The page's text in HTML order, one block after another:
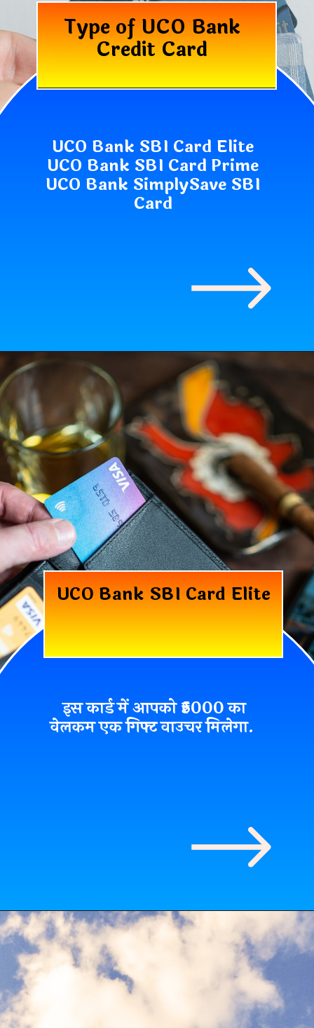
Type of UCO Bank
Credit Card
UCO Bank SBI Card Elite
UCO Bank SBI Card Prime
UCO Bank SimplySave SBI
Card
UCO Bank SBI Card Elite
इस कार्ड में आपको ₹5000 का
वेलकम एक गिफ्ट वाउचर मिलेगा.